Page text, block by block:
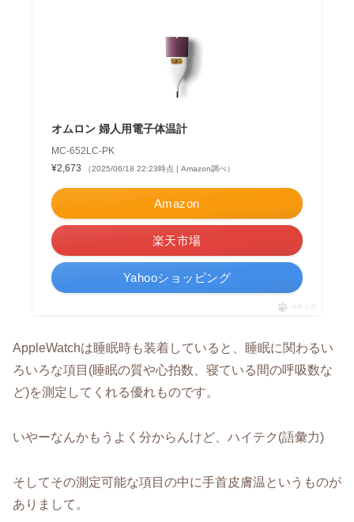
オムロン 婦人用電子体温計
MC-652LC-PK
¥2,673
（2025/06/18 22:23時点 | Amazon調べ）
Amazon
楽天市場
Yahooショッピング
ポチップ
AppleWatchは睡眠時も装着していると、睡眠に関わるい
ろいろな項目(睡眠の質や心拍数、寝ている間の呼吸数な
ど)を測定してくれる優れものです。
いやーなんかもうよく分からんけど、ハイテク(語彙力)
そしてその測定可能な項目の中に手首皮膚温というものが
ありまして。